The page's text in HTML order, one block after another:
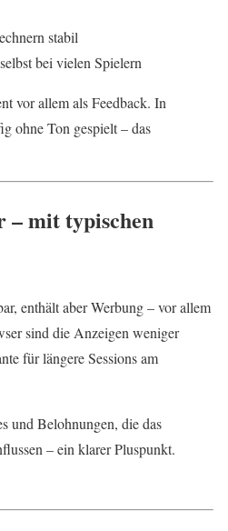
stabil
bei vielen Spielern
vor allem als Feedback. In
ohne Ton gespielt – das
– mit typischen
enthält aber Werbung – vor allem
sind die Anzeigen weniger
für längere Sessions am
und Belohnungen, die das
– ein klarer Pluspunkt.